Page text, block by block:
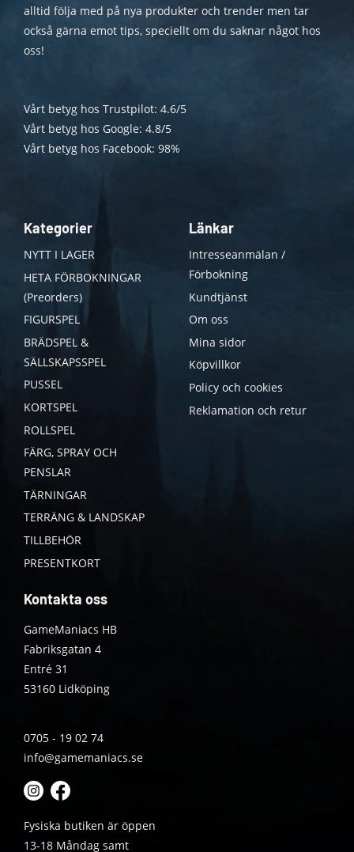
alltid följa med på nya produkter och trender men tar
också gärna emot tips, speciellt om du saknar något hos
oss!
Vårt betyg hos Trustpilot: 4.6/5
Vårt betyg hos Google: 4.8/5
Vårt betyg hos Facebook: 98%
Kategorier
NYTT I LAGER
HETA FÖRBOKNINGAR
(Preorders)
FIGURSPEL
BRÄDSPEL &
SÄLLSKAPSSPEL
PUSSEL
KORTSPEL
ROLLSPEL
FÄRG, SPRAY OCH
PENSLAR
TÄRNINGAR
TERRÄNG & LANDSKAP
TILLBEHÖR
PRESENTKORT
Länkar
Intresseanmälan /
Förbokning
Kundtjänst
Om oss
Mina sidor
Köpvillkor
Policy och cookies
Reklamation och retur
Kontakta oss
GameManiacs HB
Fabriksgatan 4
Entré 31
53160 Lidköping
0705 - 19 02 74
info@gamemaniacs.se
Fysiska butiken är öppen
13-18 Måndag samt